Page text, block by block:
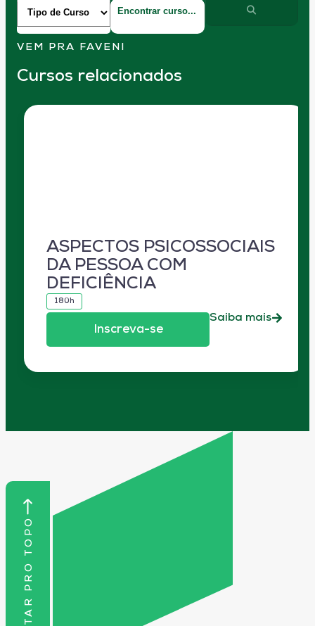
VEM PRA FAVENI
Cursos relacionados
ASPECTOS PSICOSSOCIAIS
DA PESSOA COM
DEFICIÊNCIA
180h
Inscreva-se
Saiba mais
VOLTAR PRO TOPO